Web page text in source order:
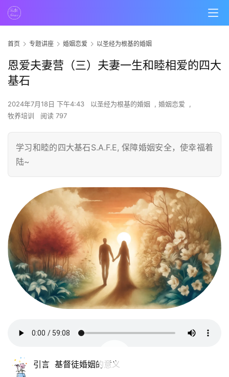
首页 专题讲座 婚姻恋爱 以圣经为根基的婚姻
恩爱夫妻营（三）夫妻一生和睦相爱的四大
基石
2024年7月18日 下午4:43 以圣经为根基的婚姻 , 婚姻恋爱
,
牧养培训
阅读 797
学习和睦的四大基石S.A.F.E, 保障婚姻安全，使幸福着
陆~
引言  基督徒婚姻的意义